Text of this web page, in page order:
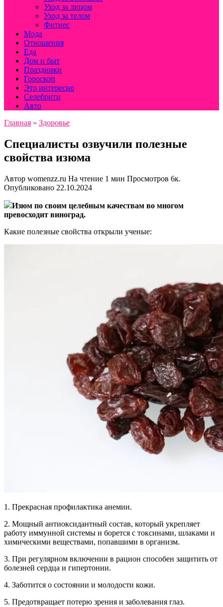
Уход за лицом
Уход за телом
Фитнес
Мода
Отношения
Еда
Дом и быт
Праздники
Гороскоп
Это интересно
Селебрити
Авто
Главная » Здоровье
Специалисты озвучили полезные
свойства изюма
Автор womenzz.ru На чтение 1 мин Просмотров 6к.
Опубликовано 22.10.2024
Изюм по своим целебным качествам во многом
превосходит виноград.
Какие полезные свойства открыли ученые:
1. Прекрасная профилактика анемии.
2. Мощный антиоксидантный состав, который укрепляет
работу иммунной системы и борется с токсинами, шлаками и
химическими веществами, попавшими в организм.
3. При регулярном включении в рацион способен защитить от
болезней сердца и гипертонии.
4. Заботится о состоянии и молодости кожи.
5. Предотвращает потерю зрения и заболевания глаз.